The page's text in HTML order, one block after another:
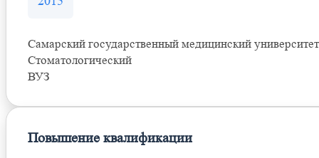
Самарский государственный медицинский университет
Стоматологический
ВУЗ
Повышение квалификации